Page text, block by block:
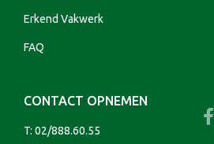
Erkend Vakwerk
FAQ
CONTACT OPNEMEN
T: 02/888.60.55